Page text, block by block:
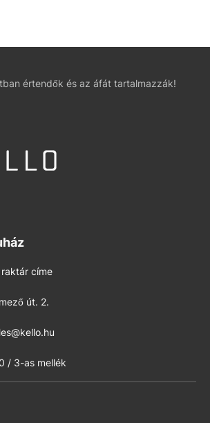
értendők és az áfát tartalmazzák!
címe
út. 2.
/ 3-as mellék